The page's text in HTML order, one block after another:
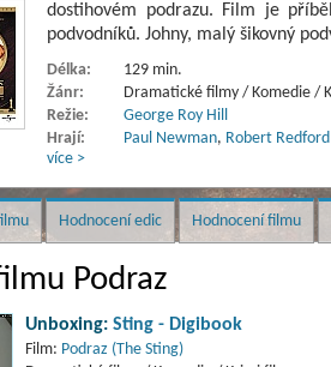
dostihovém podrazu. Film je
podvodníků. Johny, malý šikovný
Délka:
129 min.
Žánr:
Dramatické filmy / Komedie /
Režie:
George Roy Hill
Hrají:
Paul Newman, Robert Redford
více >
Hodnocení edic Hodnocení filmu
Podraz
Unboxing: Sting - Digibook
Film: Podraz (The Sting)